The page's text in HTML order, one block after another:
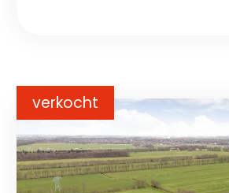
verkocht